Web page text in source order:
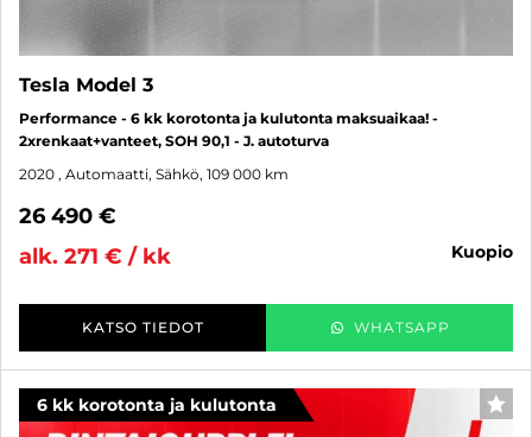
Tesla Model 3
Performance - 6 kk korotonta ja kulutonta maksuaikaa! -
2xrenkaat+vanteet, SOH 90,1 - J. autoturva
2020 , Automaatti, Sähkö, 109 000 km
26 490 €
alk. 271 € / kk
kuopio
KATSO TIEDOT WHATSAPP
6 kk korotonta ja kulutonta